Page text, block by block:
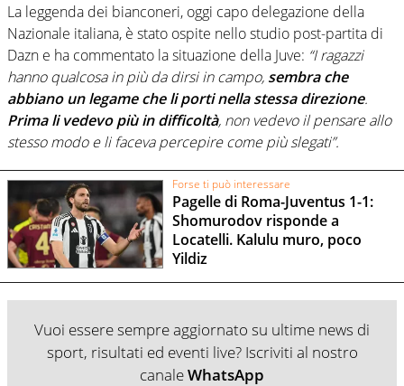
La leggenda dei bianconeri, oggi capo delegazione della
Nazionale italiana, è stato ospite nello studio post-partita di
Dazn e ha commentato la situazione della Juve: “I ragazzi
hanno qualcosa in più da dirsi in campo, sembra che
abbiano un legame che li porti nella stessa direzione.
Prima li vedevo più in difficoltà, non vedevo il pensare allo
stesso modo e li faceva percepire come più slegati”.
Forse ti può interessare
Pagelle di Roma-Juventus 1-1:
Shomurodov risponde a
Locatelli. Kalulu muro, poco
Yildiz
Vuoi essere sempre aggiornato su ultime news di
sport, risultati ed eventi live? Iscriviti al nostro
canaleWhatsApp